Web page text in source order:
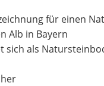
für einen
Alb in Bayern
sich als